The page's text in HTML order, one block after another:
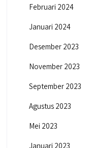
Februari 2024
Januari 2024
Desember 2023
November 2023
September 2023
Agustus 2023
Mei 2023
Januari 2023